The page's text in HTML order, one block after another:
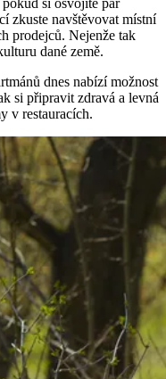
zkuste navštěvovat místní
prodejců. Nejenže tak
dané země.
dnes nabízí možnost
si připravit zdravá a levná
v restauracích.